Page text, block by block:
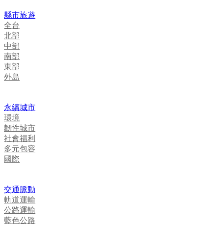
縣市旅遊
全台
北部
中部
南部
東部
外島
永續城市
環境
韌性城市
社會福利
多元包容
國際
交通脈動
軌道運輸
公路運輸
藍色公路